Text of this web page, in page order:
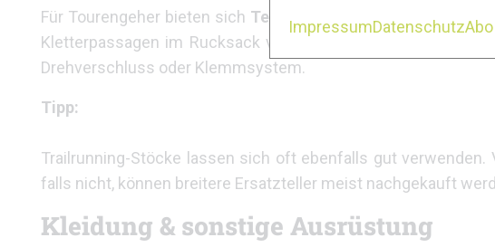
Für Tourengeher bieten sich Teleskopstöcke
mit verstellbarer
Kletterpassagen im Rucksack verstauen, um sie für die
Drehverschluss oder Klemmsystem.
Tipp:
Trailrunning-Stöcke lassen sich oft ebenfalls gut
falls nicht, können breitere Ersatzteller meist nachgekauft
Kleidung & sonstige Ausrüstung
ImpressumDatenschutz